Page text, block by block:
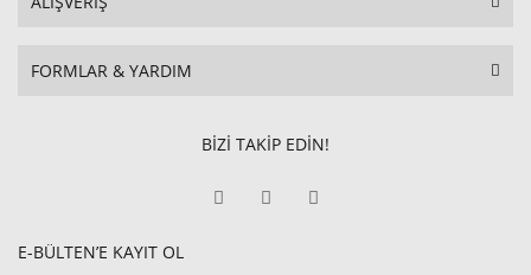
FORMLAR & YARDIM
BİZİ TAKİP EDİN!
E-BÜLTEN’E KAYIT OL